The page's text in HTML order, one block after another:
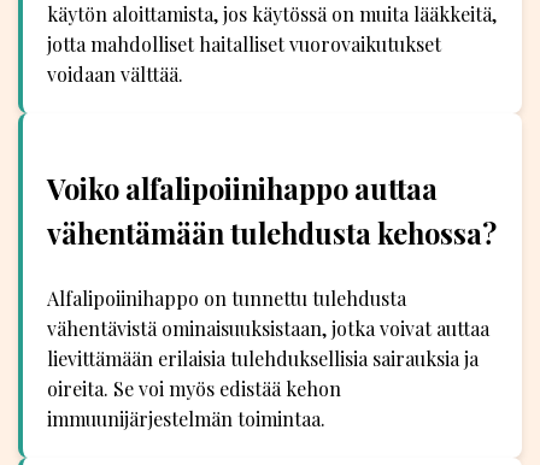
käytön aloittamista, jos käytössä on muita lääkkeitä,
jotta mahdolliset haitalliset vuorovaikutukset
voidaan välttää.
Voiko alfalipoiinihappo auttaa
vähentämään tulehdusta kehossa?
Alfalipoiinihappo on tunnettu tulehdusta
vähentävistä ominaisuuksistaan, jotka voivat auttaa
lievittämään erilaisia tulehduksellisia sairauksia ja
oireita. Se voi myös edistää kehon
immuunijärjestelmän toimintaa.